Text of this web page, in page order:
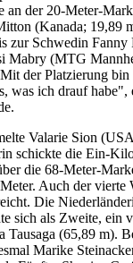
an der 20-Meter-
(Kanada; 19,89
zur Schwedin Fanny
Mabry (MTG
der Platzierung
was ich drauf habe",
Valarie Sion
schickte die Ein-
die 68-Meter-
Auch der vierte
Die
sich als Zweite, ein
Tausaga (65,89 m).
Marike